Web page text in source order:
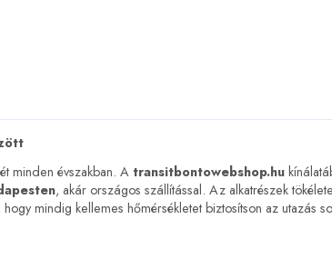
minden évszakban. Atransitbontowebshop.hu
, akár országos szállítással. Az alkatrészek
mindig kellemes hőmérsékletet biztosítson az utazás